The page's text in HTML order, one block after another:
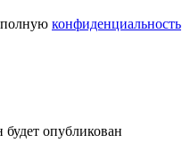
конфиденциальность
опубликован